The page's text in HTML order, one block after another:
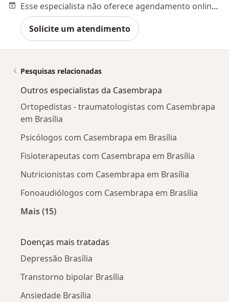
Esse especialista não oferece agendamento online para esse endereço.
Solicite um atendimento
Pesquisas relacionadas
Outros especialistas da Casembrapa
Ortopedistas - traumatologistas com Casembrapa
em Brasília
Psicólogos com Casembrapa em Brasília
Fisioterapeutas com Casembrapa em Brasília
Nutricionistas com Casembrapa em Brasília
Fonoaudiólogos com Casembrapa em Brasília
Mais (15)
Doenças mais tratadas
Depressão Brasília
Transtorno bipolar Brasília
Ansiedade Brasília